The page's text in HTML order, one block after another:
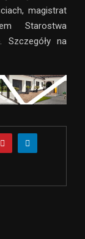
magistrat
Starostwa
Szczegóły na